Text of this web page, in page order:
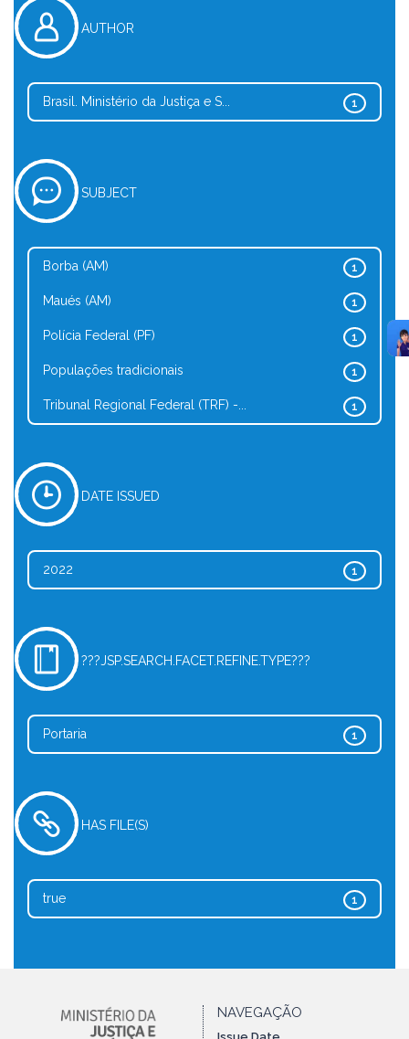
AUTHOR
1
Brasil. Ministério da Justiça e S...
SUBJECT
1
Borba (AM)
1
Maués (AM)
1
Polícia Federal (PF)
1
Populações tradicionais
1
Tribunal Regional Federal (TRF) -...
DATE ISSUED
1
2022
???JSP.SEARCH.FACET.REFINE.TYPE???
1
Portaria
HAS FILE(S)
1
true
NAVEGAÇÃO